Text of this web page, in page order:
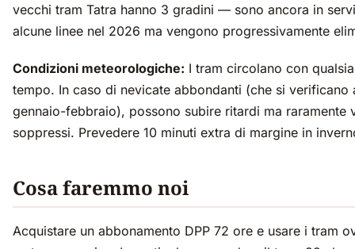
vecchi tram Tatra hanno 3 gradini — sono ancora in
alcune linee nel 2026 ma vengono progressivamente
Condizioni meteorologiche: I tram circolano con
tempo. In caso di nevicate abbondanti (che si verificano
gennaio-febbraio), possono subire ritardi ma raramente
soppressi. Prevedere 10 minuti extra di margine in
Cosa faremmo noi
Acquistare un abbonamento DPP 72 ore e usare i tram